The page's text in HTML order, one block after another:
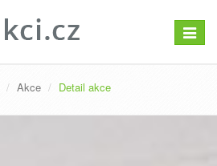
Akce Detail akce